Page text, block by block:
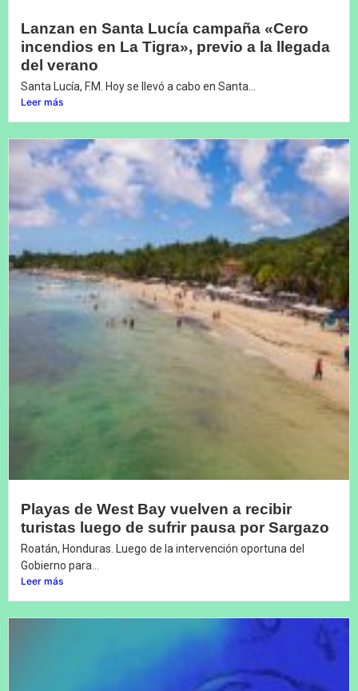
Lanzan en Santa Lucía campaña «Cero
incendios en La Tigra», previo a la llegada
del verano
Santa Lucía, F.M. Hoy se llevó a cabo en Santa...
Leer más
Playas de West Bay vuelven a recibir
turistas luego de sufrir pausa por Sargazo
Roatán, Honduras. Luego de la intervención oportuna del
Gobierno para...
Leer más